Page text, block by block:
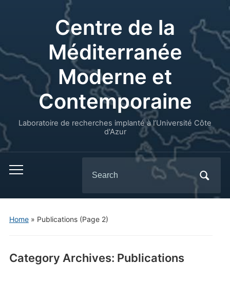
Centre de la
Méditerranée
Moderne et
Contemporaine
Laboratoire de recherches implanté à l’Université Côte
d'Azur
for:
Home» Publications(Page 2)
Category Archives: Publications